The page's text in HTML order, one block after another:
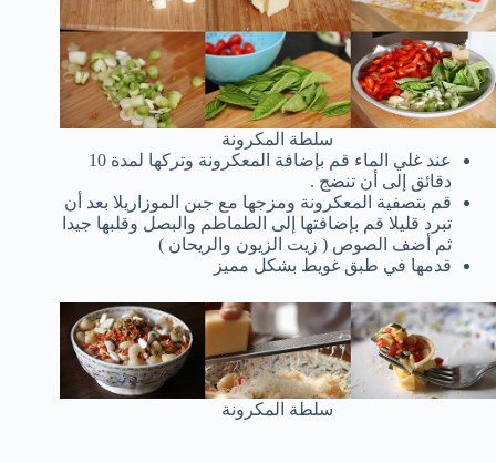
سلطة المكرونة
عند غلي الماء قم بإضافة المعكرونة وتركها لمدة 10
دقائق إلى أن تنضج .
قم بتصفية المعكرونة ومزجها مع جبن الموزاريلا بعد أن
تبرد قليلا قم بإضافتها إلى الطماطم والبصل وقلبها جيدا
ثم أضف الصوص ( زيت الزيون والريحان )
قدمها في طبق غويط بشكل مميز
سلطة المكرونة